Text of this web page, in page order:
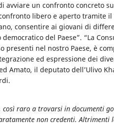
avviare un confronto concreto
libero e aperto tramite
consentire ai giovani di
del Paese”. “La
nel nostro Paese, è
ed espressione dei
Amato, il deputato dell’Ulivo
raro a trovarsi in documenti
non credenti. Altrimenti